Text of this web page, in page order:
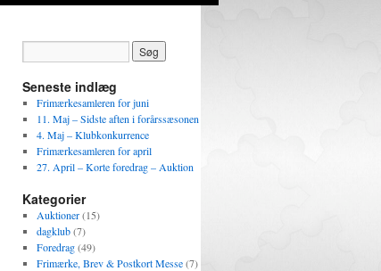
Seneste indlæg
Frimærkesamleren for juni
11. Maj – Sidste aften i forårssæsonen
4. Maj – Klubkonkurrence
Frimærkesamleren for april
27. April – Korte foredrag – Auktion
Kategorier
Auktioner(15)
dagklub(7)
Foredrag(49)
Frimærke, Brev & Postkort Messe(7)